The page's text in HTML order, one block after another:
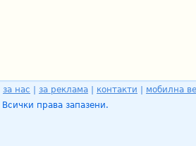
за нас за реклама контакти
мобилна
Всички права запазени.